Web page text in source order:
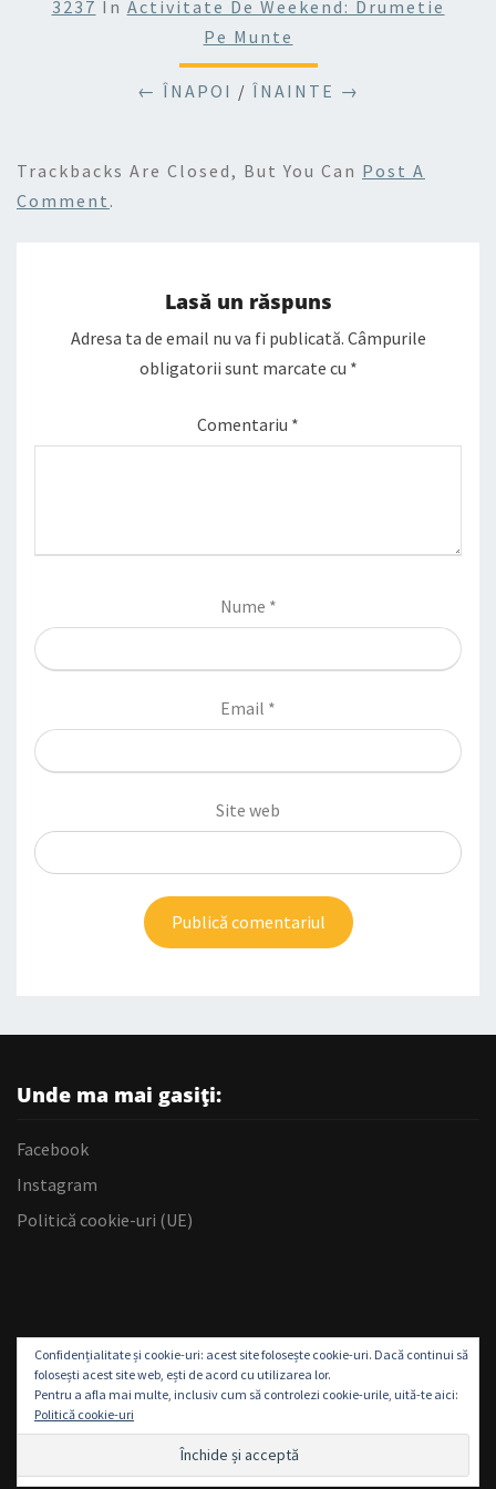
3237 In Activitate De Weekend: Drumetie
Pe Munte
← ÎNAPOI / ÎNAINTE →
Trackbacks Are Closed, But You Can Post A
Comment .
Lasă un răspuns
Adresa ta de email nu va fi publicată. Câmpurile
obligatorii sunt marcate cu *
Comentariu *
Nume *
Email *
Site web
Unde ma mai gasiți:
Facebook
Instagram
Politică cookie-uri (UE)
Confidențialitate și cookie-uri: acest site folosește cookie-uri. Dacă continui să
folosești acest site web, ești de acord cu utilizarea lor.
Pentru a afla mai multe, inclusiv cum să controlezi cookie-urile, uită-te aici:
Politică cookie-uri